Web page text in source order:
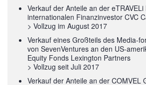
Verkauf der Anteile an der
internationalen Finanzinvestor CVC
> Vollzug im August 2017
Verkauf eines Großteils des Media-
von SevenVentures an den US-
Equity Fonds Lexington Partners
> Vollzug seit Juli 2017
Verkauf der Anteile an der COMVEL